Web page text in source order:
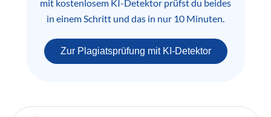
mit kostenlosem KI-Detektor prüfst du beides
in einem Schritt und das in nur 10 Minuten.
Zur Plagiatsprüfung mit KI-Detektor